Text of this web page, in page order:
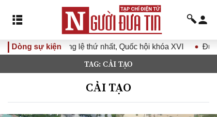
Dòng sự kiện
nhất, Quốc hội khóa XVI Đưa Nghị quyết Đại hội
TAG: CẢI TẠO
CẢI TẠO